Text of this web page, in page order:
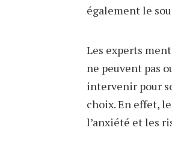
également le
Les experts
ne peuvent pas
intervenir pour
choix. En effet,
l’anxiété et les